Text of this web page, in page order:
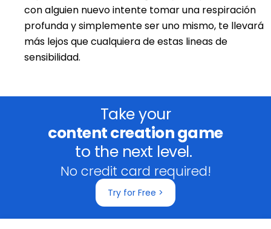
con alguien nuevo intente tomar una respiración
profunda y simplemente ser uno mismo, te llevará
más lejos que cualquiera de estas lineas de
sensibilidad.
Take your
content creation game
to the next level.
No credit card required!
Try for Free >